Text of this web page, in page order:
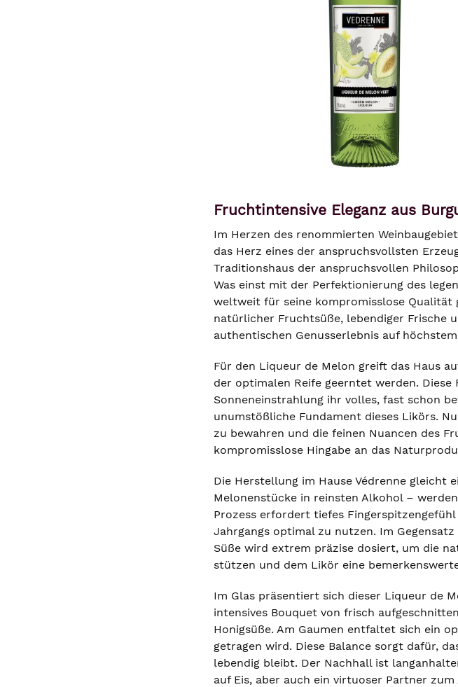
Fruchtintensive Eleganz aus
Im Herzen des renommierten
das Herz eines der anspruchsvollsten
Traditionshaus der anspruchsvollen
Was einst mit der Perfektionierung des
weltweit für seine kompromisslose Qualität
natürlicher Fruchtsüße, lebendiger Frische
authentischen Genusserlebnis auf
Für den Liqueur de Melon greift das Haus
der optimalen Reife geerntet werden.
Sonneneinstrahlung ihr volles, fast schon
unumstößliche Fundament dieses Likörs.
zu bewahren und die feinen Nuancen des
kompromisslose Hingabe an das
Die Herstellung im Hause Védrenne gleicht
Melonenstücke in reinsten Alkohol –
Prozess erfordert tiefes
Jahrgangs optimal zu nutzen. Im
Süße wird extrem präzise dosiert, um die
stützen und dem Likör eine
Im Glas präsentiert sich dieser Liqueur de
intensives Bouquet von frisch
Honigsüße. Am Gaumen entfaltet sich ein
getragen wird. Diese Balance sorgt dafür,
lebendig bleibt. Der Nachhall ist
auf Eis, aber auch ein virtuoser Partner